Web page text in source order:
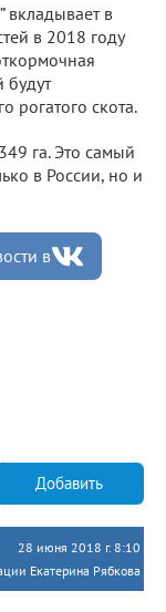
вкладывает в
в 2018 году
будут
рогатого скота.
га. Это самый
в России, но и
в
Добавить
28 июня 2018 г. 8:10
Екатерина Рябкова